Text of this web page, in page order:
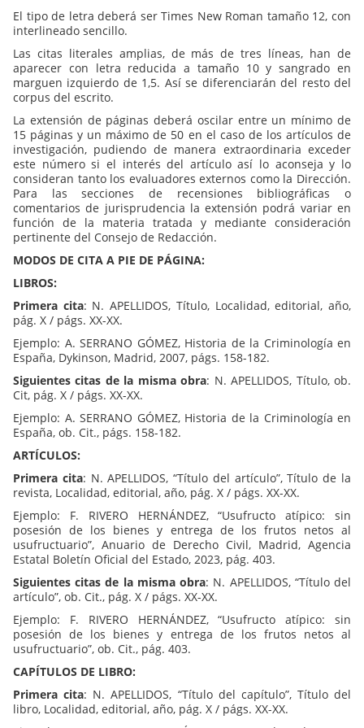
El tipo de letra deberá ser Times New Roman tamaño 12, con
interlineado sencillo.
Las citas literales amplias, de más de tres líneas, han de
aparecer con letra reducida a tamaño 10 y sangrado en
marguen izquierdo de 1,5. Así se diferenciarán del resto del
corpus del escrito.
La extensión de páginas deberá oscilar entre un mínimo de
15 páginas y un máximo de 50 en el caso de los artículos de
investigación, pudiendo de manera extraordinaria exceder
este número si el interés del artículo así lo aconseja y lo
consideran tanto los evaluadores externos como la Dirección.
Para las secciones de recensiones bibliográficas o
comentarios de jurisprudencia la extensión podrá variar en
función de la materia tratada y mediante consideración
pertinente del Consejo de Redacción.
MODOS DE CITA A PIE DE PÁGINA:
LIBROS:
Primera cita: N. APELLIDOS, Título, Localidad, editorial, año,
pág. X / págs. XX-XX.
Ejemplo: A. SERRANO GÓMEZ, Historia de la Criminología en
España, Dykinson, Madrid, 2007, págs. 158-182.
Siguientes citas de la misma obra: N. APELLIDOS, Título, ob.
Cit, pág. X / págs. XX-XX.
Ejemplo: A. SERRANO GÓMEZ, Historia de la Criminología en
España, ob. Cit., págs. 158-182.
ARTÍCULOS:
Primera cita: N. APELLIDOS, “Título del artículo”, Título de la
revista, Localidad, editorial, año, pág. X / págs. XX-XX.
Ejemplo: F. RIVERO HERNÁNDEZ, “Usufructo atípico: sin
posesión de los bienes y entrega de los frutos netos al
usufructuario”, Anuario de Derecho Civil, Madrid, Agencia
Estatal Boletín Oficial del Estado, 2023, pág. 403.
Siguientes citas de la misma obra: N. APELLIDOS, “Título del
artículo”, ob. Cit., pág. X / págs. XX-XX.
Ejemplo: F. RIVERO HERNÁNDEZ, “Usufructo atípico: sin
posesión de los bienes y entrega de los frutos netos al
usufructuario”, ob. Cit., pág. 403.
CAPÍTULOS DE LIBRO:
Primera cita: N. APELLIDOS, “Título del capítulo”, Título del
libro, Localidad, editorial, año, pág. X / págs. XX-XX.